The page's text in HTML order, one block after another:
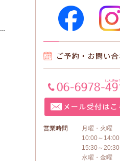
営業時間
月曜・火曜
10:00～14:00
15:30～20:30
水曜・金曜